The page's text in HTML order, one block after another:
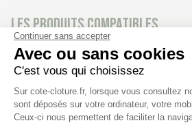
Les produits compatibles
4 déclinaisons
Minéralisant clôture béton - 5L
128,30 €
Continuer sans accepter
Avec ou sans cookies
C'est vous qui choisissez
Plateforme de
Sur cote-cloture.fr, lorsque vous consultez
sont déposés sur votre ordinateur, votre
Ceux-ci nous permettent de faciliter la